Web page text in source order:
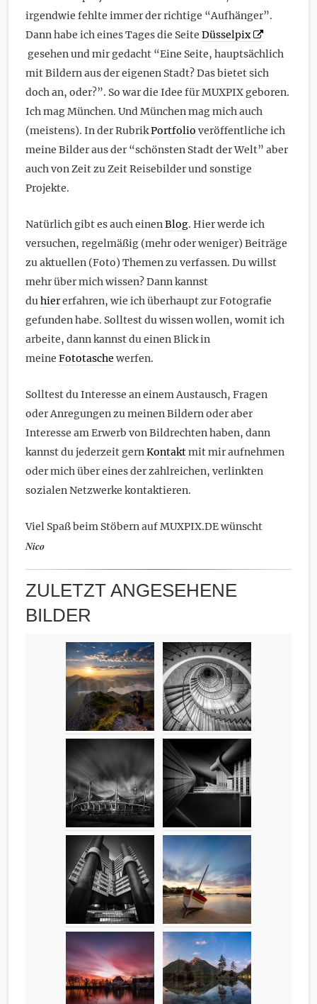
irgendwie fehlte immer der richtige “Aufhänger”.
Dann habe ich eines Tages die Seite Düsselpix
gesehen und mir gedacht “Eine Seite, hauptsächlich
mit Bildern aus der eigenen Stadt? Das bietet sich
doch an, oder?”. So war die Idee für MUXPIX geboren.
Ich mag München. Und München mag mich auch
(meistens). In der RubrikPortfolio veröffentliche ich
meine Bilder aus der “schönsten Stadt der Welt” aber
auch von Zeit zu Zeit Reisebilder und sonstige
Projekte.
Natürlich gibt es auch einen Blog. Hier werde ich
versuchen, regelmäßig (mehr oder weniger) Beiträge
zu aktuellen (Foto) Themen zu verfassen. Du willst
mehr über mich wissen? Dann kannst
du hiererfahren, wie ich überhaupt zur Fotografie
gefunden habe. Solltest du wissen wollen, womit ich
arbeite, dann kannst du einen Blick in
meine Fototasche werfen.
Solltest du Interesse an einem Austausch, Fragen
oder Anregungen zu meinen Bildern oder aber
Interesse am Erwerb von Bildrechten haben, dann
kannst du jederzeit gern Kontaktmit mir aufnehmen
oder mich über eines der zahlreichen, verlinkten
sozialen Netzwerke kontaktieren.
Viel Spaß beim Stöbern auf MUXPIX.DE wünscht
Nico
ZULETZT ANGESEHENE
BILDER